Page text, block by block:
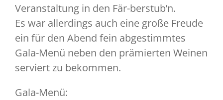
Veranstaltung in den Fär-berstub’n.
Es war allerdings auch eine große Freude
ein für den Abend fein abgestimmtes
Gala-Menü neben den prämierten Weinen
serviert zu bekommen.
Gala-Menü: